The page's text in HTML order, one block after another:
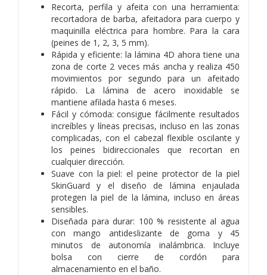
Recorta, perfila y afeita con una herramienta:
recortadora de barba, afeitadora para cuerpo y
maquinilla eléctrica para hombre. Para la cara
(peines de 1, 2, 3, 5 mm).
Rápida y eficiente: la lámina 4D ahora tiene una
zona de corte 2 veces más ancha y realiza 450
movimientos por segundo para un afeitado
rápido. La lámina de acero inoxidable se
mantiene afilada hasta 6 meses.
Fácil y cómoda: consigue fácilmente resultados
increíbles y líneas precisas, incluso en las zonas
complicadas, con el cabezal flexible oscilante y
los peines bidireccionales que recortan en
cualquier dirección.
Suave con la piel: el peine protector de la piel
SkinGuard y el diseño de lámina enjaulada
protegen la piel de la lámina, incluso en áreas
sensibles.
Diseñada para durar: 100 % resistente al agua
con mango antideslizante de goma y 45
minutos de autonomía inalámbrica. Incluye
bolsa con cierre de cordón para
almacenamiento en el baño.